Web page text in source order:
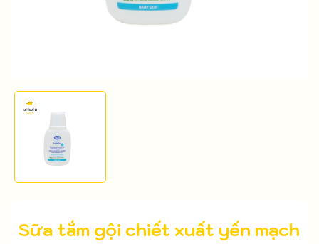
Sữa tắm gội chiết xuất yến mạch